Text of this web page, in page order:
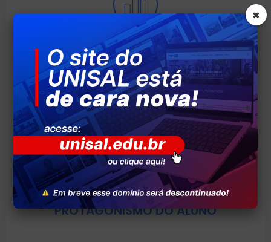
ALTO ÍNDICE DE EMPREGABILIDADE
APRENDIZADO POR PROJETOS
PROTAGONISMO DO ALUNO
×